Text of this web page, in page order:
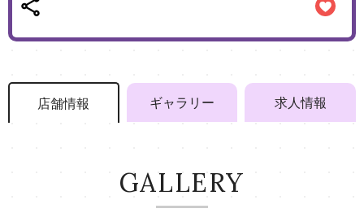
店舗情報 ギャラリー 求人情報
GALLERY